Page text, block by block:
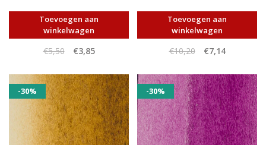
Toevoegen aan
winkelwagen
€5,50 €3,85
Toevoegen aan
winkelwagen
€10,20 €7,14
-30% -30%